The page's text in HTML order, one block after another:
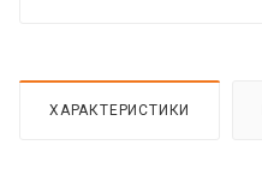
ХАРАКТЕРИСТИКИ